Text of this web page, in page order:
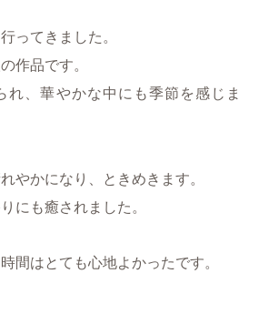
ってきました。
作品です。
れ、華やかな中にも季節を感じま
やかになり、ときめきます。
にも癒されました。
間はとても心地よかったです。